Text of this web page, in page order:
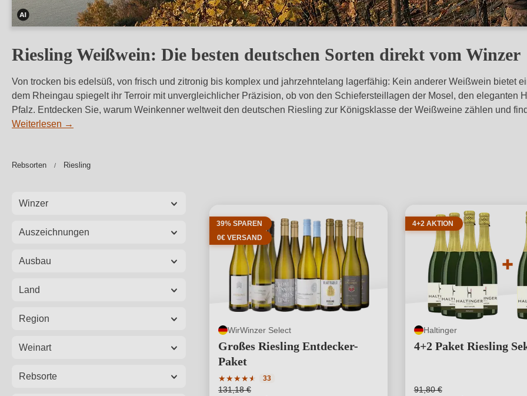
Dieses
wurde
von
KI
verändert.
Riesling Weißwein: Die besten deutschen Sorten direkt vom Winzer
Von trocken bis edelsüß, von frisch und zitronig bis komplex und jahrzehntelang lagerfähig: Kein anderer Weißwein bietet
dem Rheingau spiegelt ihr Terroir mit unvergleichlicher Präzision, ob von den Schiefersteillagen der Mosel, den eleganten
Pfalz. Entdecken Sie, warum Weinkenner weltweit den deutschen Riesling zur Königsklasse der Weißweine zählen und
Weiterlesen →
Rebsorten Riesling
Winzer
Auszeichnungen
Ausbau
Land
Region
Weinart
Rebsorte
39% SPAREN
0€ VERSAND
WirWinzer Select
Großes Riesling Entdecker-
Paket
★★★★★
★
Durchschnittliche Bewertung von 4.82 von 5 Sternen
33
131,18 €
4+2 AKTION
Haltinger
4+2 Paket Riesling
91,80 €